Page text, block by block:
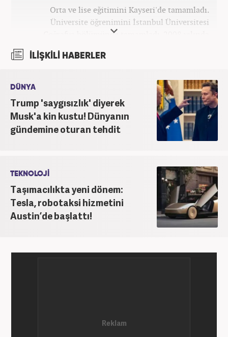
Orta ve lise eğitimini Kayseri'de tamamladı.
Üniversite öğrenimini İstanbul Üniversitesi
Coğrafya bölümünde tamamladı. 2008 yılında
attı. 15 yıllık profesyonel editörlük kariyerinde tüm
Haber7.com'da 'Güncel/Siyaset Sorumlu Editörü'
olarak devam etmektedir.
İLİŞKİLİ HABERLER
DÜNYA
Trump 'saygısızlık' diyerek
Musk'a kin kustu! Dünyanın
gündemine oturan tehdit
TEKNOLOJİ
Taşımacılıkta yeni dönem:
Tesla, robotaksi hizmetini
Austin’de başlattı!